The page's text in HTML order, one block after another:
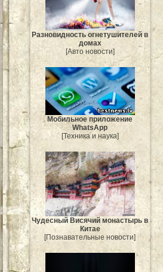
Разновидность огнетушителей в
домах
[Авто новости]
Мобильное приложение
WhatsApp
[Техника и наука]
Чудесный Висячий монастырь в
Китае
[Познавательные новости]